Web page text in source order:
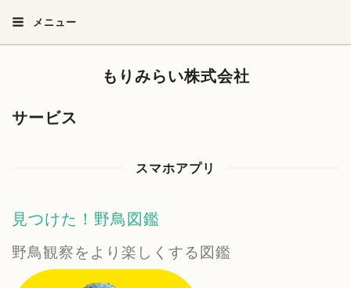
メニュー
もりみらい株式会社
サービス
スマホアプリ
見つけた！野鳥図鑑
野鳥観察をより楽しくする図鑑